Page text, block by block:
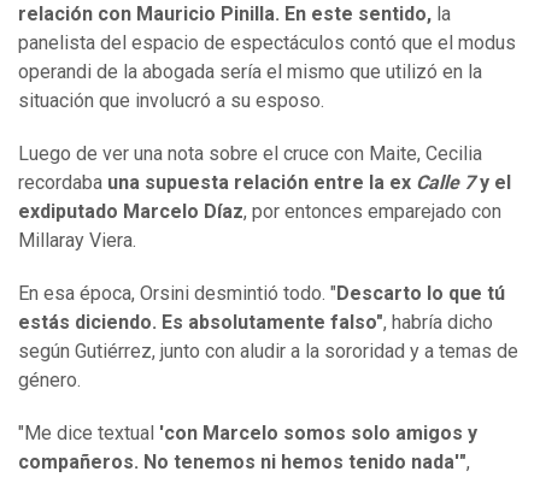
relación con Mauricio Pinilla. En este sentido, la
panelista del espacio de espectáculos contó que el modus
operandi de la abogada sería el mismo que utilizó en la
situación que involucró a su esposo.
Luego de ver una nota sobre el cruce con Maite, Cecilia
recordaba una supuesta relación entre la ex Calle 7y el
exdiputado Marcelo Díaz, por entonces emparejado con
Millaray Viera.
En esa época, Orsini desmintió todo. "Descarto lo que tú
estás diciendo. Es absolutamente falso", habría dicho
según Gutiérrez, junto con aludir a la sororidad y a temas de
género.
"Me dice textual 'con Marcelo somos solo amigos y
compañeros. No tenemos ni hemos tenido nada'",